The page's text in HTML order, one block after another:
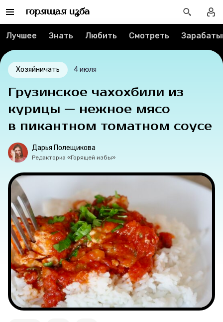
Мерч
Новости
Тесты
Великие женщины
Тренды
Рецепты
Ваши истории
Лучшее Знать Любить Смотреть
Хозяйничать 4 июля
Грузинское чахохбили из
курицы — нежное мясо
в пикантном томатном соусе
Дарья Полещикова
Редакторка «Горящей избы»